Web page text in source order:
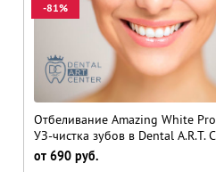
-81%
Отбеливание Amazing White
УЗ-чистка зубов в Dental A.R.T.
от 690 руб.